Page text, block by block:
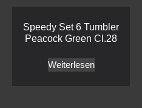
Speedy Set 6 Tumbler
Peacock Green Cl.28
Weiterlesen